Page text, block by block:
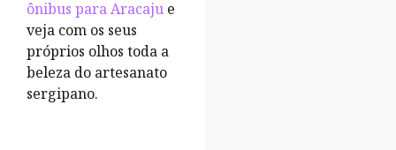
ônibus para Aracaju e
veja com os seus
próprios olhos toda a
beleza do artesanato
sergipano.